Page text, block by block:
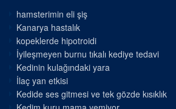
hamsterimin eli şiş
Kanarya hastalık
kopeklerde hipotroidi
İyileşmeyen burnu tıkalı kediye tedavi
Kedinin kulağındaki yara
İlaç yan etkisi
Kedide ses gitmesi ve tek gözde kısıklık